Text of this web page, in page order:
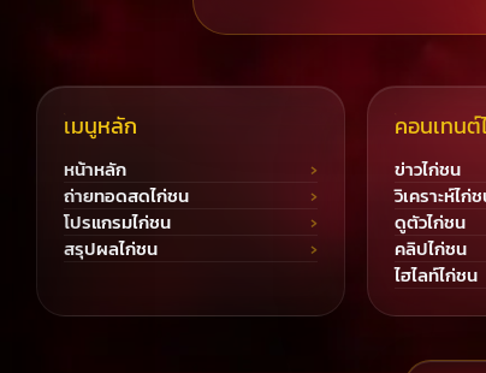
เมนูหลัก
หน้าหลัก
ถ่ายทอดสดไก่ชน
โปรแกรมไก่ชน
สรุปผลไก่ชน
คอนเทนต์
ข่าวไก่ชน
วิเคราะห์ไก่
ดูตัวไก่ชน
คลิปไก่ชน
ไฮไลท์ไก่ชน